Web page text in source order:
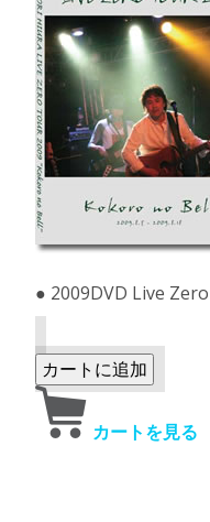
● 2009DVD Live
カートを見る